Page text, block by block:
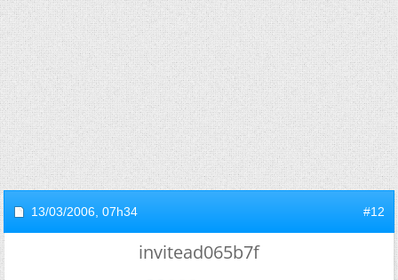
13/03/2006, 07h34 #12
invitead065b7f